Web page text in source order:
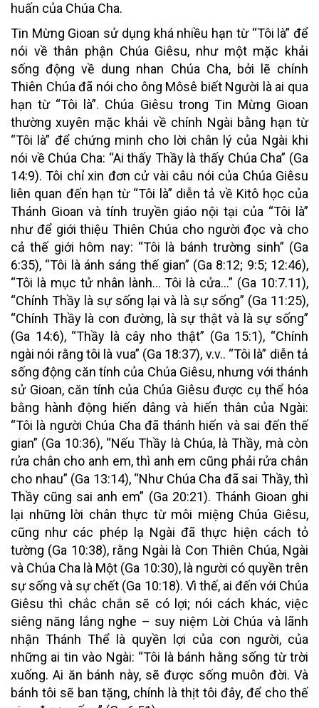
huấn của Chúa Cha.
Tin Mừng Gioan sử dụng khá nhiều hạn từ “Tôi là” để
nói về thân phận Chúa Giêsu, như một mặc khải
sống động về dung nhan Chúa Cha, bởi lẽ chính
Thiên Chúa đã nói cho ông Môsê biết Người là ai qua
hạn từ “Tôi là”. Chúa Giêsu trong Tin Mừng Gioan
thường xuyên mặc khải về chính Ngài bằng hạn từ
“Tôi là” để chứng minh cho lời chân lý của Ngài khi
nói về Chúa Cha: “Ai thấy Thầy là thấy Chúa Cha” (Ga
14:9). Tôi chỉ xin đơn cử vài câu nói của Chúa Giêsu
liên quan đến hạn từ “Tôi là” diễn tả về Kitô học của
Thánh Gioan và tính truyền giáo nội tại của “Tôi là”
như để giới thiệu Thiên Chúa cho người đọc và cho
cả thế giới hôm nay: “Tôi là bánh trường sinh” (Ga
6:35), “Tôi là ánh sáng thế gian” (Ga 8:12; 9:5; 12:46),
“Tôi là mục tử nhân lành… Tôi là cửa…” (Ga 10:7.11),
“Chính Thầy là sự sống lại và là sự sống” (Ga 11:25),
“Chính Thầy là con đường, là sự thật và là sự sống”
(Ga 14:6), “Thầy là cây nho thật” (Ga 15:1), “Chính
ngài nói rằng tôi là vua” (Ga 18:37), v.v.. “Tôi là” diễn tả
sống động căn tính của Chúa Giêsu, nhưng với thánh
sử Gioan, căn tính của Chúa Giêsu được cụ thể hóa
bằng hành động hiến dâng và hiến thân của Ngài:
“Tôi là người Chúa Cha đã thánh hiến và sai đến thế
gian” (Ga 10:36), “Nếu Thầy là Chúa, là Thầy, mà còn
rửa chân cho anh em, thì anh em cũng phải rửa chân
cho nhau” (Ga 13:14), “Như Chúa Cha đã sai Thầy, thì
Thầy cũng sai anh em” (Ga 20:21). Thánh Gioan ghi
lại những lời chân thực từ môi miệng Chúa Giêsu,
cũng như các phép lạ Ngài đã thực hiện cách tỏ
tường (Ga 10:38), rằng Ngài là Con Thiên Chúa, Ngài
và Chúa Cha là Một (Ga 10:30), là người có quyền trên
sự sống và sự chết (Ga 10:18). Vì thế, ai đến với Chúa
Giêsu thì chắc chắn sẽ có lợi; nói cách khác, việc
siêng năng lắng nghe – suy niệm Lời Chúa và lãnh
nhận Thánh Thể là quyền lợi của con người, của
những ai tin vào Ngài: “Tôi là bánh hằng sống từ trời
xuống. Ai ăn bánh này, sẽ được sống muôn đời. Và
bánh tôi sẽ ban tặng, chính là thịt tôi đây, để cho thế